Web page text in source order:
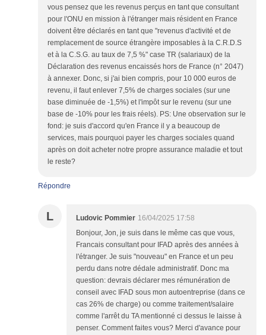
vous pensez que les revenus perçus en tant que consultant
pour l'ONU en mission à l'étranger mais résident en France
doivent être déclarés en tant que "revenus d'activité et de
remplacement de source étrangère imposables à la C.R.D.S
et à la C.S.G. au taux de 7,5 %" case TR (salariaux) de la
Déclaration des revenus encaissés hors de France (n° 2047)
à annexer. Donc, si j'ai bien compris, pour 10 000 euros de
revenu, il faut enlever 7,5% de charges sociales (sur une
base diminuée de -1,5%) et l'impôt sur le revenu (sur une
base de -10% pour les frais réels). PS: Une observation sur le
fond: je suis d'accord qu'en France il y a beaucoup de
services, mais pourquoi payer les charges sociales quand
après on doit acheter notre propre assurance maladie et tout
le reste?
Répondre
L Ludovic Pommier 16/04/2025 17:58
Bonjour, Jon, je suis dans le même cas que vous,
Francais consultant pour IFAD après des années à
l'étranger. Je suis "nouveau" en France et un peu
perdu dans notre dédale administratif. Donc ma
question: devrais déclarer mes rémunération de
conseil avec IFAD sous mon autoentreprise (dans ce
cas 26% de charge) ou comme traitement/salaire
comme l'arrêt du TA mentionné ci dessus le laisse à
penser. Comment faites vous? Merci d'avance pour